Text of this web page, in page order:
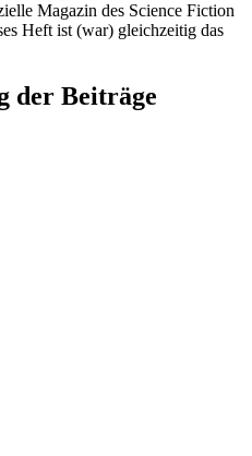
Magazin des Science Fiction
Heft ist (war) gleichzeitig das
der Beiträge